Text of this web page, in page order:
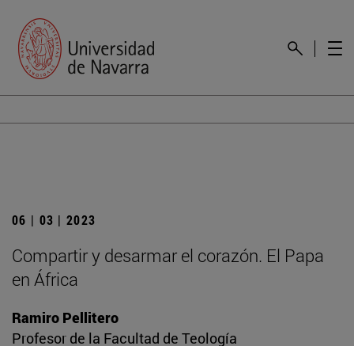
06 | 03 | 2023
Compartir y desarmar el corazón. El Papa
en África
Ramiro Pellitero
Profesor de la Facultad de Teología